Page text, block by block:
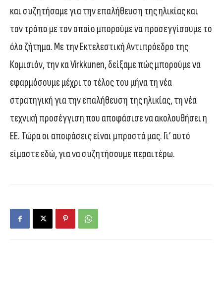
και συζητήσαμε για την επαλήθευση της ηλικίας και
τον τρόπο με τον οποίο μπορούμε να προσεγγίσουμε το
όλο ζήτημα. Με την Εκτελεστική Αντιπρόεδρο της
Κομισιόν, την κα Virkkunen, δείξαμε πώς μπορούμε να
εφαρμόσουμε μέχρι το τέλος του μήνα τη νέα
στρατηγική για την επαλήθευση της ηλικίας, τη νέα
τεχνική προσέγγιση που αποφάσισε να ακολουθήσει η
ΕΕ. Τώρα οι αποφάσεις είναι μπροστά μας. Γι’ αυτό
είμαστε εδώ, για να συζητήσουμε περαιτέρω.